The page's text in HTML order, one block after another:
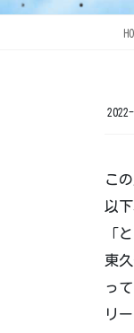
こ
以
「
東
っ
リ